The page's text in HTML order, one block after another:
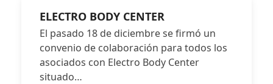
ELECTRO BODY CENTER
El pasado 18 de diciembre se firmó un
convenio de colaboración para todos los
asociados con Electro Body Center
situado…